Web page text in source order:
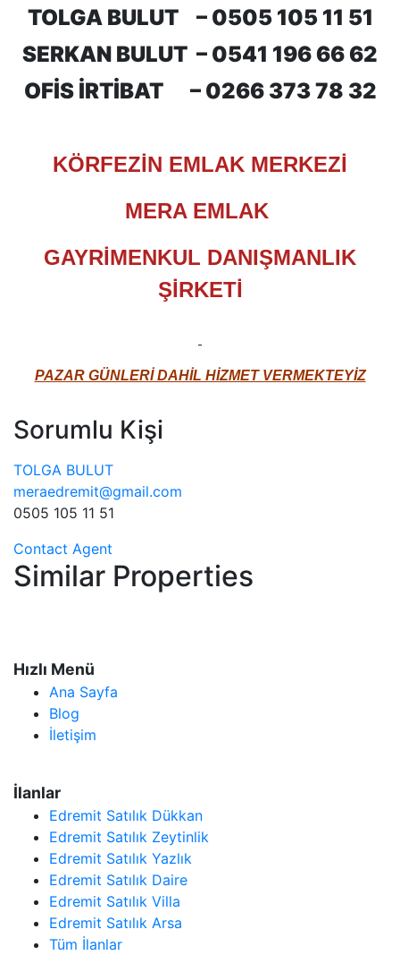
TOLGA BULUT – 0505 105 11 51
SERKAN BULUT – 0541 196 66 62
OFİS İRTİBAT – 0266 373 78 32
KÖRFEZİN EMLAK MERKEZİ
MERA EMLAK
GAYRİMENKUL DANIŞMANLIK
ŞİRKETİ​
PAZAR GÜNLERİ DAHİL HİZMET VERMEKTEYİZ
Sorumlu Kişi
TOLGA BULUT
meraedremit@gmail.com
0505 105 11 51
Contact Agent
Similar Properties
Hızlı Menü
Ana Sayfa
Blog
İletişim
İlanlar
Edremit Satılık Dükkan
Edremit Satılık Zeytinlik
Edremit Satılık Yazlık
Edremit Satılık Daire
Edremit Satılık Villa
Edremit Satılık Arsa
Tüm İlanlar